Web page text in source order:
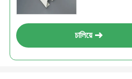
চালিয়ে